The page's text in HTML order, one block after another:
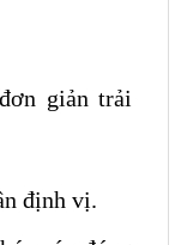
giản trải
định vị.